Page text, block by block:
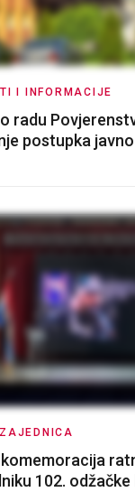
I INFORMACIJE
radu
postupka
102. odžačke